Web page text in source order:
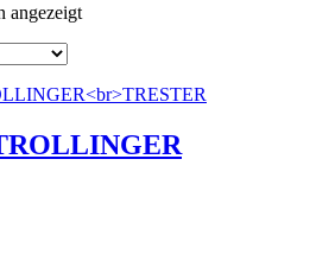
angezeigtNach